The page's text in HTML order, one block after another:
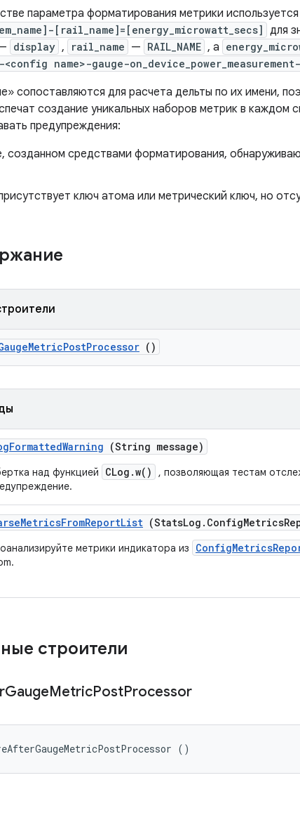
параметра форматирования метрики используется
[rail_name]=[energy_microwatt_secs] для
display , rail_name — RAIL_NAME , а
name>-gauge-
сопоставляются для расчета дельты по их имени,
создание уникальных наборов метрик в каждом
предупреждения:
созданном средствами форматирования,
ключ атома или метрический ключ, но
MetricPostProcessor ()
FormattedWarning (String message)
над функцией CLog.w()
, позволяющая тестам
MetricsFromReportList (StatsLog . ConfigMetrics
метрики индикатора из
строители
GaugeMetricPostProcessor
()